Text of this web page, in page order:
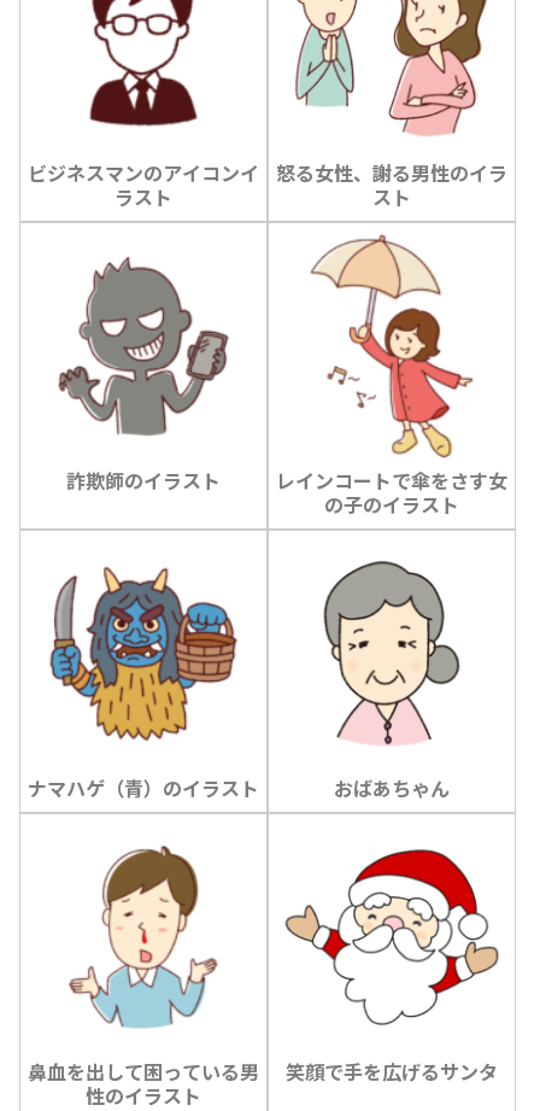
ビジネスマンのアイコンイ
ラスト
怒る女性、謝る男性のイラ
スト
詐欺師のイラスト
レインコートで傘をさす女
の子のイラスト
ナマハゲ（青）のイラスト おばあちゃん
鼻血を出して困っている男
性のイラスト
笑顔で手を広げるサンタ